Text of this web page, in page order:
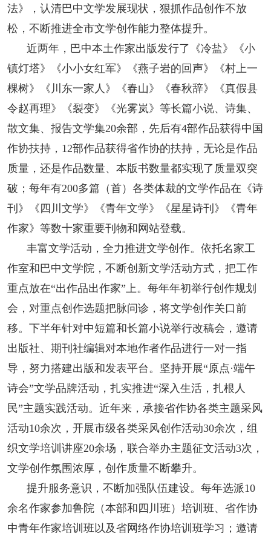
法》，认清巴中文学发展现状，狠抓作品创作不放
松，不断推进全市文学创作能力整体提升。
近两年，巴中本土作家出版发行了《冷盐》《小
镇灯塔》《小小女红军》《燕子岩的回声》《村上一
棵树》《川东一家人》《春山》《春秋辞》《真假县
令赵再理》《裂变》《光雾岚》等长篇小说、诗集、
散文集、报告文学集20余部，先后有4部作品获得中国
作协扶持，12部作品获得省作协的扶持，无论是作品
质量，还是作品数量、本版书数量都实现了质量双突
破；每年有200多篇（首）各类体裁的文学作品在《诗
刊》《四川文学》《青年文学》《星星诗刊》《青年
作家》等数十家重要刊物和网站登载。
丰富文学活动，全力推进文学创作。依托名家工
作室和巴中文学院，不断创新文学活动方式，把工作
重点放在“出作品出作家”上。每年年初举行创作规划
会，对重点创作选题把脉问诊，将文学创作关口前
移。下半年针对中短篇和长篇小说举行改稿会，邀请
出版社、期刊社编辑对本地作者作品进行一对一指
导，努力搭建出版和发表平台。坚持开展“原点·端午
诗会”文学品牌活动，扎实推进“深入生活，扎根人
民”主题实践活动。近年来，承接省作协各类主题采风
活动10余次，开展市级各类采风创作活动30余次，组
织文学培训讲座20余场，联合举办主题征文活动3次，
文学创作氛围浓厚，创作质量不断攀升。
提升服务意识，不断加强队伍建设。每年选派10
余名作家参加鲁院（本部和四川班）培训班、省作协
中青年作家培训班以及省网络作协培训班学习；邀请